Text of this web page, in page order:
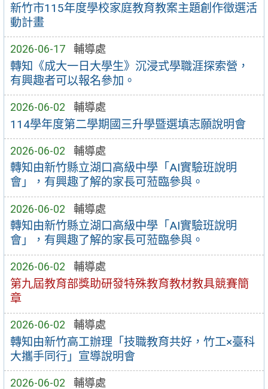
新竹市115年度學校家庭教育教案主題創作徵選活
動計畫
2026-06-17 輔導處
轉知《成大一日大學生》沉浸式學職涯探索營，
有興趣者可以報名參加。
2026-06-02 輔導處
114學年度第二學期國三升學暨選填志願說明會
2026-06-02 輔導處
轉知由新竹縣立湖口高級中學「AI實驗班說明
會」，有興趣了解的家長可蒞臨參與。
2026-06-02 輔導處
轉知由新竹縣立湖口高級中學「AI實驗班說明
會」，有興趣了解的家長可蒞臨參與。
2026-06-02 輔導處
第九屆教育部獎助研發特殊教育教材教具競賽簡
章
2026-06-02 輔導處
轉知由新竹高工辦理「技職教育共好，竹工×臺科
大攜手同行」宣導說明會
2026-06-02 輔導處